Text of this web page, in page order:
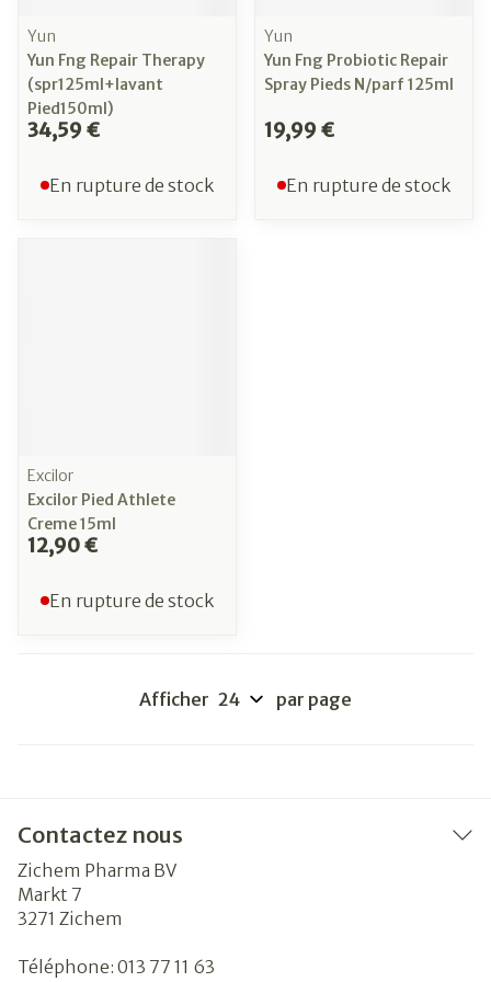
Yun
Yun Fng Repair Therapy
(spr125ml+lavant
Pied150ml)
34,59 €
En rupture de stock
Yun
Yun Fng Probiotic Repair
Spray Pieds N/parf 125ml
19,99 €
En rupture de stock
Excilor
Excilor Pied Athlete
Creme 15ml
12,90 €
En rupture de stock
Afficher par page
Contactez nous
Zichem Pharma BV
Markt 7
3271 Zichem
Téléphone: 013 77 11 63